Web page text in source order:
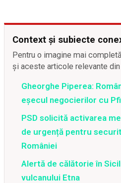
Context și subiecte
Pentru o imagine mai
și aceste articole relevante
Gheorghe Piperea:
eșecul negocierilor cu
PSD solicită activarea
de urgență pentru
României
Alertă de călătorie în
vulcanului Etna